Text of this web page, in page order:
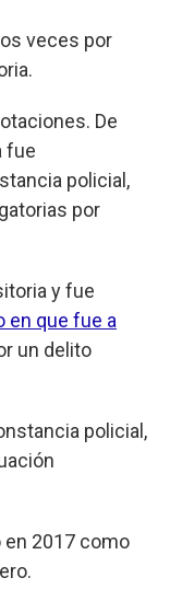
veces por
De
fue
policial,
por
y fue
en que fue a
un delito
policial,
en 2017 como